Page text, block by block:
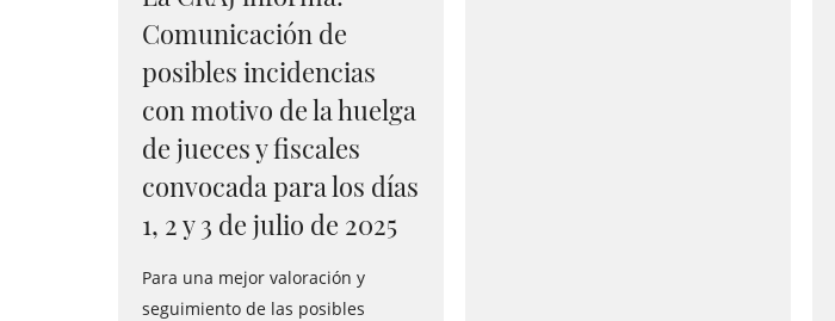
Comunicación de
posibles incidencias
con motivo de la huelga
de jueces y fiscales
convocada para los días
1, 2 y 3 de julio de 2025
Para una mejor valoración y
seguimiento de las posibles